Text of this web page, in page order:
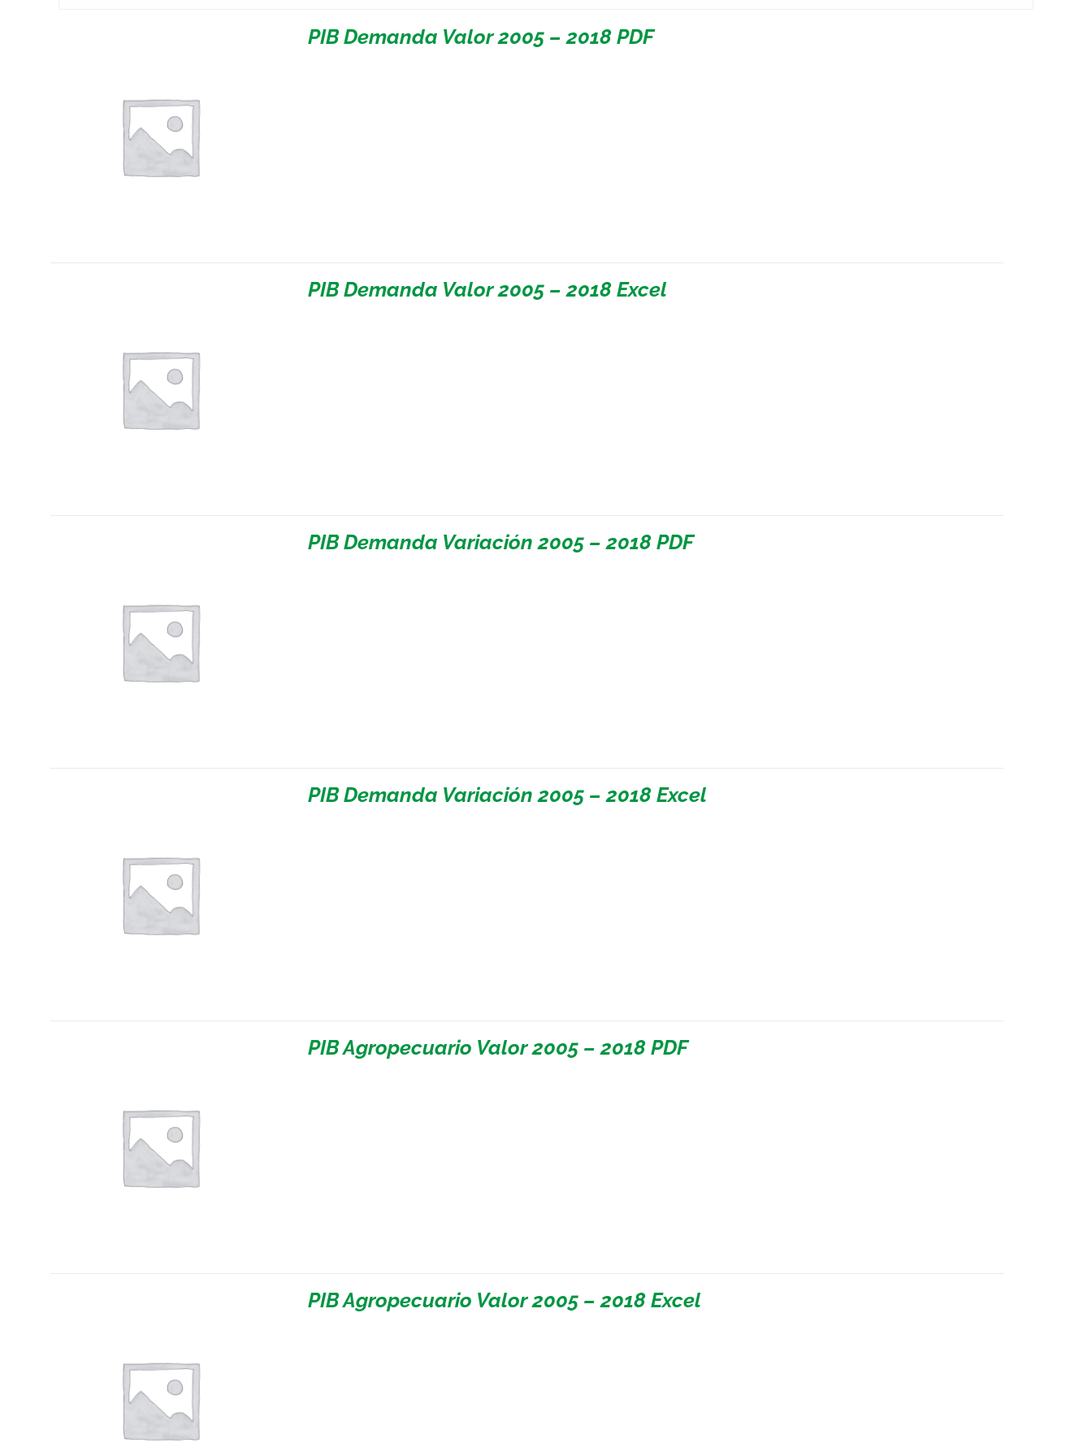
PIB Demanda Valor 2005 – 2018 PDF
PIB Demanda Valor 2005 – 2018 Excel
PIB Demanda Variación 2005 – 2018 PDF
PIB Demanda Variación 2005 – 2018 Excel
PIB Agropecuario Valor 2005 – 2018 PDF
PIB Agropecuario Valor 2005 – 2018 Excel